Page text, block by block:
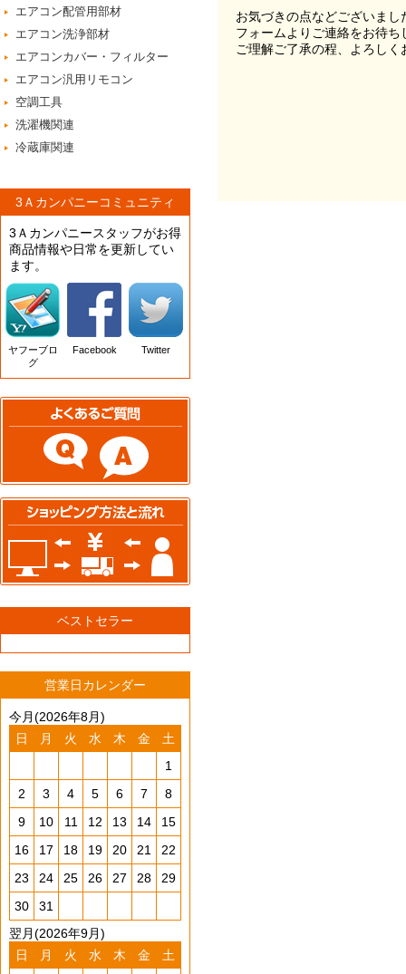
エアコン配管用部材
エアコン洗浄部材
エアコンカバー・フィルター
エアコン汎用リモコン
空調工具
洗濯機関連
冷蔵庫関連
3Ａカンパニーコミュニティ
3Ａカンパニースタッフがお得
商品情報や日常を更新してい
ます。
ヤフーブロ
グ
Facebook Twitter
ベストセラー
営業日カレンダー
今月(2026年8月)
日
月 火 水 木 金
土
1
2
3 4 5 6 7
8
9
10 11 12 13 14
15
16
17 18 19 20 21
22
23
24 25 26 27 28
29
30
31
翌月(2026年9月)
日
月 火 水 木 金
土
お気づきの点などございま
フォームよりご連絡をお待ち
ご理解ご了承の程、よろし